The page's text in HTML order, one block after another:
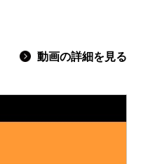
動画の詳細を見る